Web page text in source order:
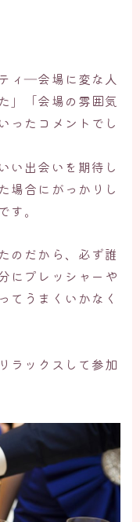
ィ―会場に変な人
」「会場の雰囲気
ったコメントでし
い出会いを期待し
場合にがっかりし
。
のだから、必ず誰
にプレッシャーや
てうまくいかなく
ラックスして参加